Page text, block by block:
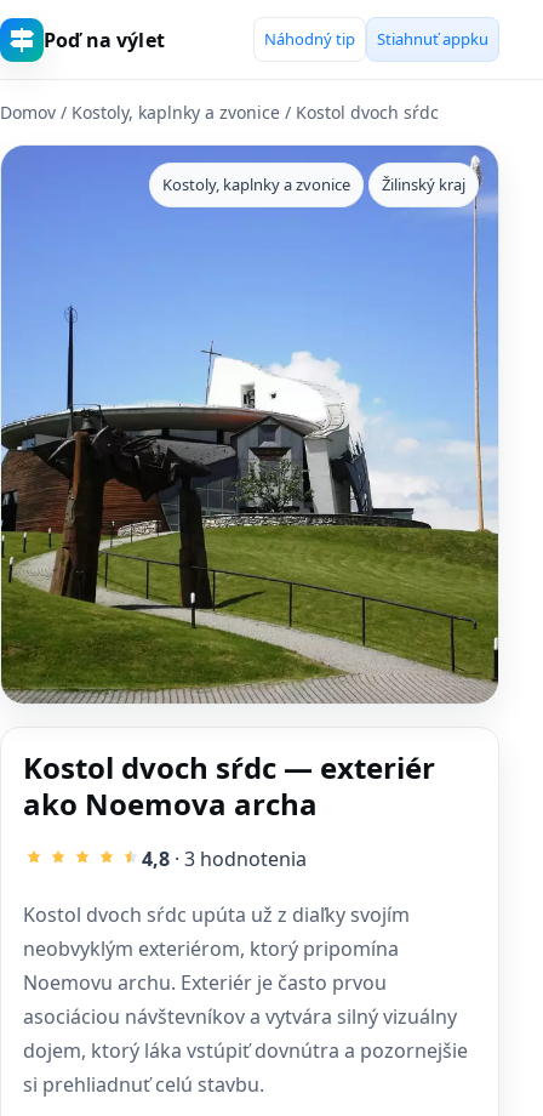
Poď na výlet Náhodný tip Stiahnuť appku
Domov / Kostoly, kaplnky a zvonice / Kostol dvoch sŕdc
Kostoly, kaplnky a zvonice Žilinský kraj
Kostol dvoch sŕdc — exteriér
ako Noemova archa
4,8 · 3 hodnotenia
Kostol dvoch sŕdc upúta už z diaľky svojím
neobvyklým exteriérom, ktorý pripomína
Noemovu archu. Exteriér je často prvou
asociáciou návštevníkov a vytvára silný vizuálny
dojem, ktorý láka vstúpiť dovnútra a pozornejšie
si prehliadnuť celú stavbu.